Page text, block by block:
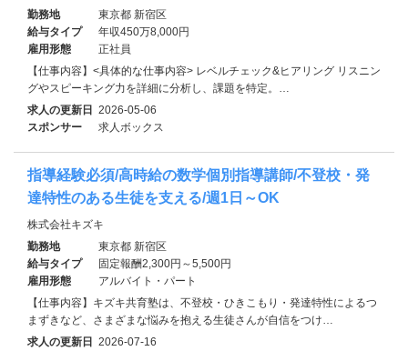
勤務地
東京都 新宿区
給与タイプ
年収450万8,000円
雇用形態
正社員
【仕事内容】<具体的な仕事内容> レベルチェック&ヒアリング リスニン
グやスピーキング力を詳細に分析し、課題を特定。…
求人の更新日 2026-05-06
スポンサー
求人ボックス
指導経験必須/高時給の数学個別指導講師/不登校・発
達特性のある生徒を支える/週1日～OK
株式会社キズキ
勤務地
東京都 新宿区
給与タイプ
固定報酬2,300円～5,500円
雇用形態
アルバイト・パート
【仕事内容】キズキ共育塾は、不登校・ひきこもり・発達特性によるつ
まずきなど、さまざまな悩みを抱える生徒さんが自信をつけ…
求人の更新日 2026-07-16